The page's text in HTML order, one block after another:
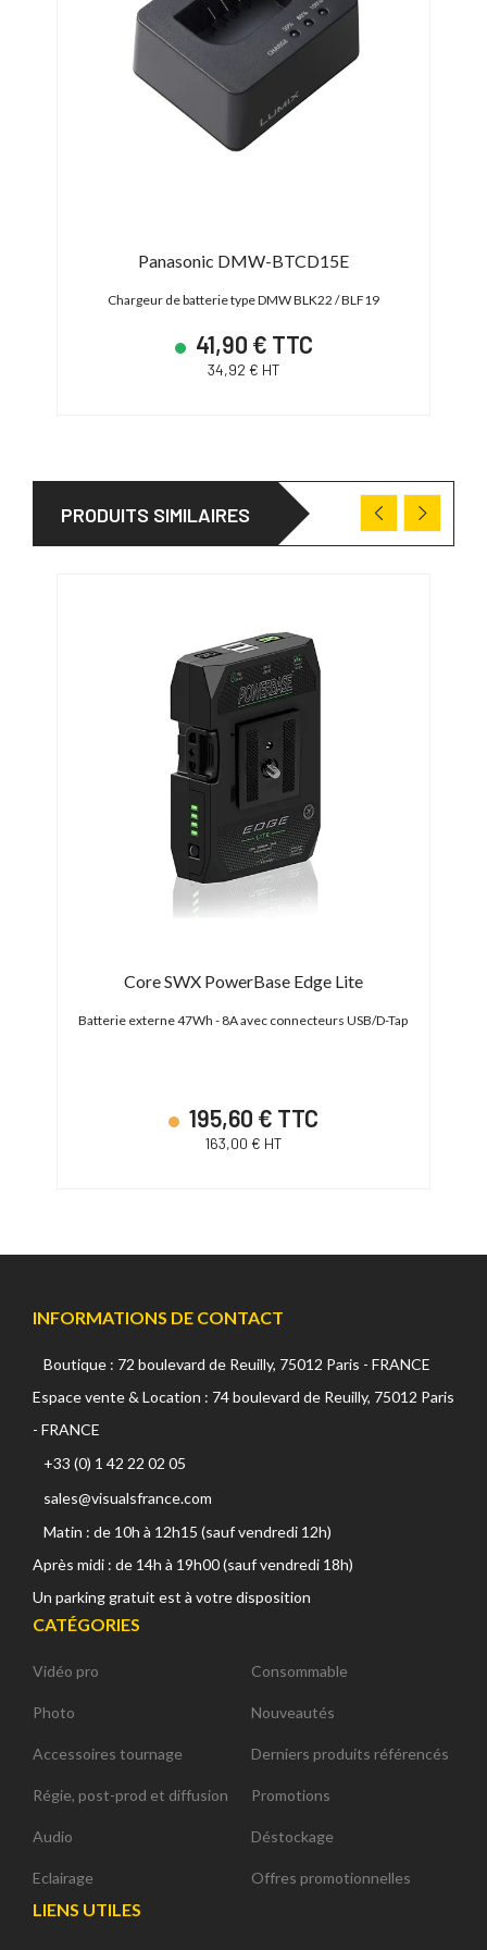
Panasonic DMW-BTCD15E
Chargeur de batterie type DMW BLK22 / BLF19
41,90 € TTC
34,92 € HT
PRODUITS SIMILAIRES
Core SWX PowerBase Edge Lite
Batterie externe 47Wh - 8A avec connecteurs USB/D-Tap
195,60 € TTC
163,00 € HT
INFORMATIONS DE CONTACT
Boutique : 72 boulevard de Reuilly, 75012 Paris - FRANCE
Espace vente & Location : 74 boulevard de Reuilly, 75012 Paris
- FRANCE
+33 (0) 1 42 22 02 05
sales@visualsfrance.com
Matin : de 10h à 12h15 (sauf vendredi 12h)
Après midi : de 14h à 19h00 (sauf vendredi 18h)
Un parking gratuit est à votre disposition
CATÉGORIES
Vidéo pro
Photo
Accessoires tournage
Régie, post-prod et diffusion
Audio
Eclairage
Consommable
Nouveautés
Derniers produits référencés
Promotions
Déstockage
Offres promotionnelles
LIENS UTILES